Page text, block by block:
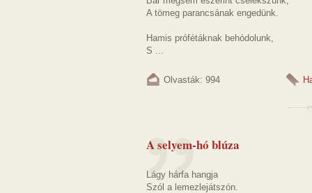
A tömeg parancsának engedünk.
Hamis prófétáknak behódolunk,
S ...
Olvasták: 994
A selyem-hó blúza
Lágy hárfa hangja
Szól a lemezlejátszón.